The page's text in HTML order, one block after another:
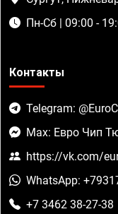
Пн-Сб | 09:00 -
Контакты
Telegram:
Max: Евро Чип
https://vk.com/
WhatsApp:
+7 3462 38-27-38